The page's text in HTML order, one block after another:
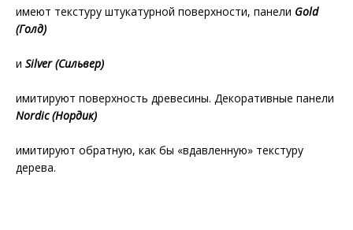
имеют текстуру штукатурной поверхности, панели Gold
(Голд)
и Silver (Сильвер)
имитируют поверхность древесины. Декоративные панели
Nordic (Нордик)
имитируют обратную, как бы «вдавленную» текстуру
дерева.